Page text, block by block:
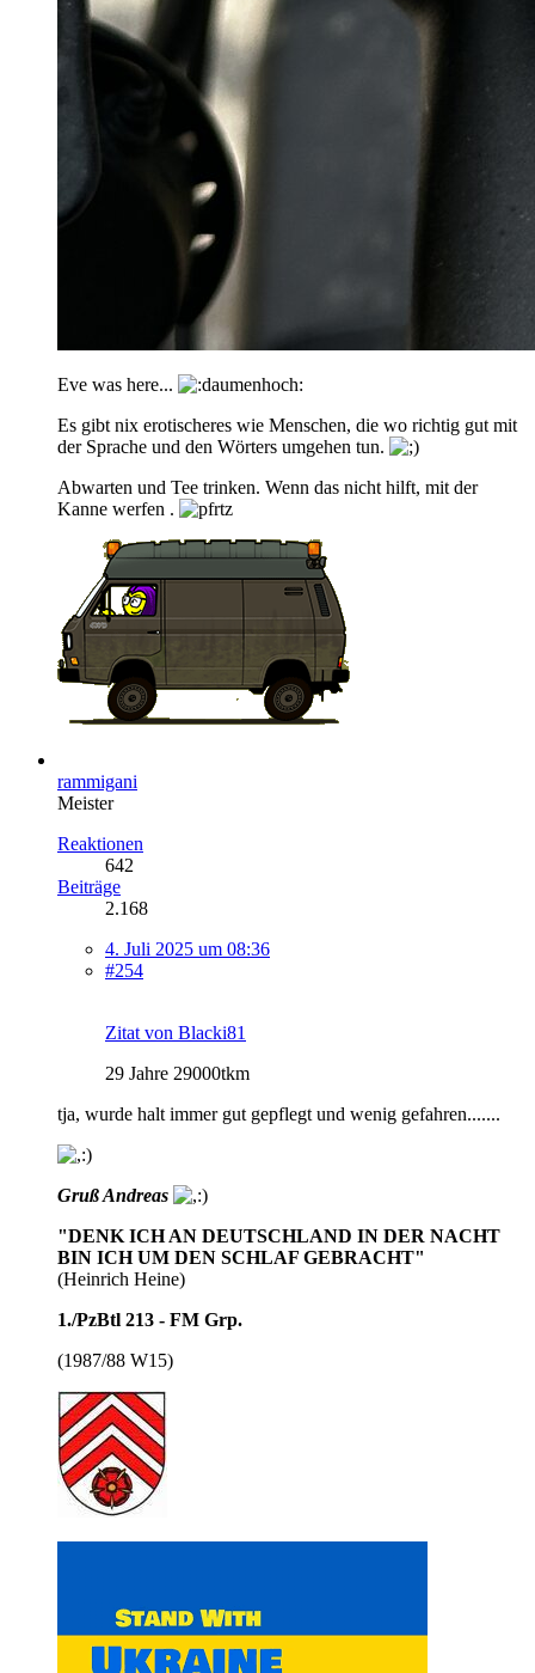
Eve was here...
Es gibt nix erotischeres wie Menschen, die wo richtig gut mit
der Sprache und den Wörters umgehen tun.
Abwarten und Tee trinken. Wenn das nicht hilft, mit der
Kanne werfen .
rammigani
Meister
Reaktionen
642
Beiträge
2.168
4. Juli 2025 um 08:36
#254
Zitat von Blacki81
29 Jahre 29000tkm
tja, wurde halt immer gut gepflegt und wenig gefahren.......
Gruß Andreas
"DENK ICH AN DEUTSCHLAND IN DER NACHT
BIN ICH UM DEN SCHLAF GEBRACHT"
(Heinrich Heine)
1./PzBtl 213 - FM Grp.
(1987/88 W15)